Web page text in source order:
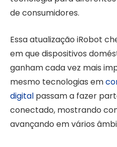
de consumidores.
Essa atualização iRobot
em que dispositivos
ganham cada vez mais
mesmo tecnologias em
digital passam a fazer
conectado, mostrando
avançando em vários